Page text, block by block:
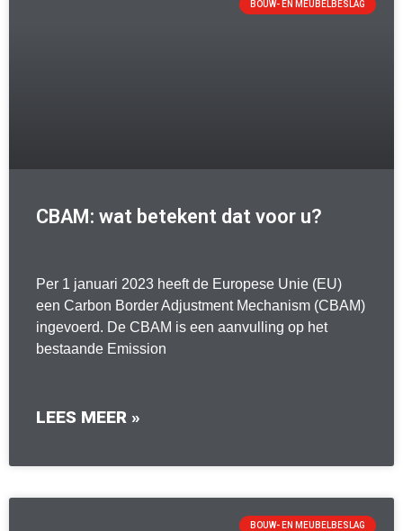
BOUW- EN MEUBELBESLAG
CBAM: wat betekent dat voor u?
Per 1 januari 2023 heeft de Europese Unie (EU)
een Carbon Border Adjustment Mechanism (CBAM)
ingevoerd. De CBAM is een aanvulling op het
bestaande Emission
LEES MEER »
BOUW- EN MEUBELBESLAG